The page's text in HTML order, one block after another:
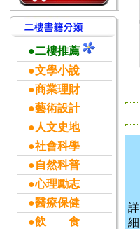
●二樓推薦
●文學小說
●商業理財
●藝術設計
●人文史地
●社會科學
●自然科普
●心理勵志
●醫療保健
●飲 食
詳
細